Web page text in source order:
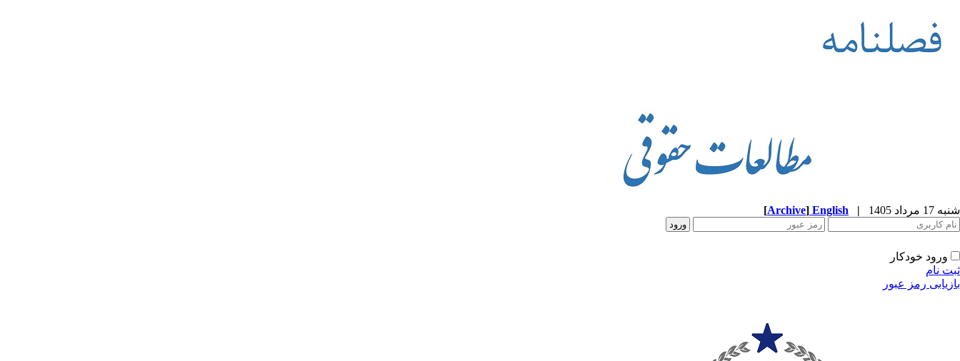
شنبه 17 مرداد 1405 |
English
[Archive]
ورود خودکار
ثبت نام
بازیابی رمز عبور